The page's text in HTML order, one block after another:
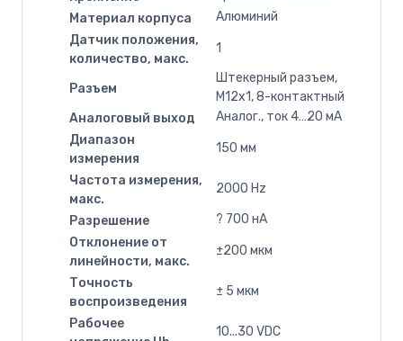
Материал корпуса
Алюминий
Датчик положения,
количество, макс.
1
Разъем
Штекерный разъем,
M12x1, 8-контактный
Аналоговый выход
Аналог., ток 4…20 мA
Диапазон
измерения
150 мм
Частота измерения,
макс.
2000 Hz
Разрешение
? 700 нA
Отклонение от
линейности, макс.
±200 мкм
Точность
воспроизведения
± 5 мкм
Рабочее
10...30 VDC